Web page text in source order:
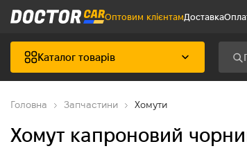
Оптовим клієнтамДоставка
Каталог товарів
Головна Запчастини Хомути
Хомут капроновий